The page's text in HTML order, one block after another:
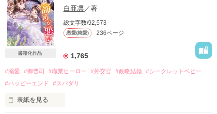
書籍化作品
白亜凛／著
総文字数/92,573
恋愛(純愛) 236ページ
1,765
#溺愛 #御曹司 #職業ヒーロー #外交官 #政略結婚 #シークレットベビー
#ハッピーエンド
#スパダリ
表紙を見る